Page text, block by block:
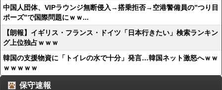
中国人団体、VIPラウンジ無断侵入→搭乗拒否→空港警備員の”つり目
ポーズ”で国際問題にｗｗ...
【朗報】イギリス・フランス・ドイツ「日本行きたい」検索ランキン
グ上位独占ｗｗｗ
韓国の支援物資に「トイレの水で十分」発言…韓国ネット激怒へｗｗ
ｗｗｗｗｗ
保守速報